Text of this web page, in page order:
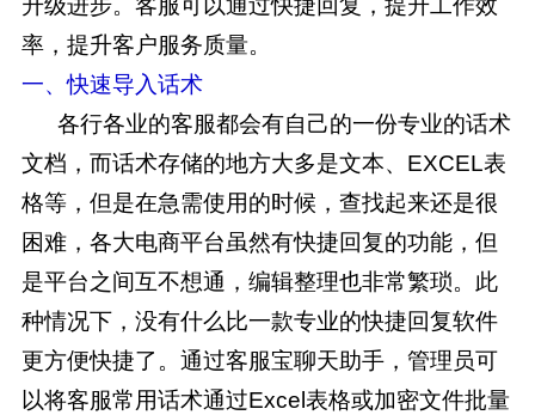
升级进步。客服可以通过快捷回复，提升工作效
率，提升客户服务质量。
一、快速导入话术
各行各业的客服都会有自己的一份专业的话术
文档，而话术存储的地方大多是文本、EXCEL表
格等，但是在急需使用的时候，查找起来还是很
困难，各大电商平台虽然有快捷回复的功能，但
是平台之间互不想通，编辑整理也非常繁琐。此
种情况下，没有什么比一款专业的快捷回复软件
更方便快捷了。通过客服宝聊天助手，管理员可
以将客服常用话术通过Excel表格或加密文件批量